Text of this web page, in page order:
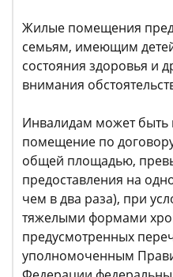
Жилые помещения
семьям, имеющим
состояния здоровья и
внимания
Инвалидам может быть
помещение по
общей площадью,
предоставления на
чем в два раза), при
тяжелыми формами
предусмотренных
уполномоченным